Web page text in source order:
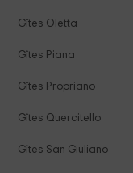
Gîtes Oletta
Gîtes Piana
Gîtes Propriano
Gîtes Quercitello
Gîtes San Giuliano